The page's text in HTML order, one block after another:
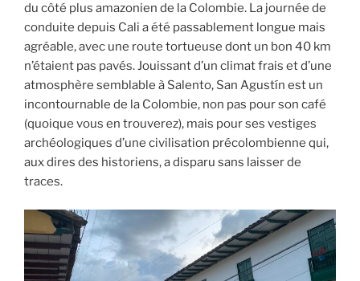
du côté plus amazonien de la Colombie. La journée de
conduite depuis Cali a été passablement longue mais
agréable, avec une route tortueuse dont un bon 40 km
n’étaient pas pavés. Jouissant d’un climat frais et d’une
atmosphère semblable à Salento, San Agustín est un
incontournable de la Colombie, non pas pour son café
(quoique vous en trouverez), mais pour ses vestiges
archéologiques d’une civilisation précolombienne qui,
aux dires des historiens, a disparu sans laisser de
traces.